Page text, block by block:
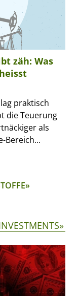
zäh: Was
praktisch
die Teuerung
als
Bereich...